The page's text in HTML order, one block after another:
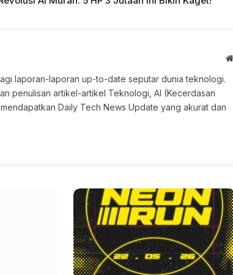
laporan-laporan up-to-date seputar dunia teknologi.
penulisan artikel-artikel Teknologi, AI (Kecerdasan
Daily Tech News Update yang akurat dan